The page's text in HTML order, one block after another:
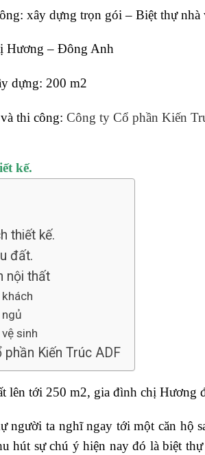
xây dựng trọn gói – Biệt thự nhà
Hương – Đông Anh
dựng: 200 m2
thi công: Công ty Cổ phần Kiến
kế.
thiết kế.
đất.
nội thất
sinh
phần Kiến Trúc ADF
lên tới 250 m2, gia đình chị Hương
người ta nghĩ ngay tới một căn hộ
hút sự chú ý hiện nay đó là biệt